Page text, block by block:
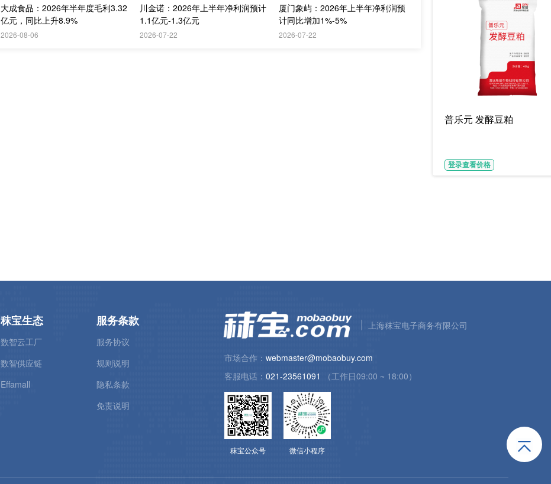
大成食品：2026年半年度毛利3.32
亿元，同比上升8.9%
2026-08-06
川金诺：2026年上半年净利润预计
1.1亿元-1.3亿元
2026-07-22
厦门象屿：2026年上半年净利润预
计同比增加1%-5%
2026-07-22
普乐元 发酵豆粕
登录查看价格
秣宝生态
数智云工厂
数智供应链
Effamall
服务条款
服务协议
规则说明
隐私条款
免责说明
上海秣宝电子商务有限公司
市场合作： webmaster@mobaobuy.com
客服电话： 021-23561091 （工作日09:00 ~ 18:00）
秣宝公众号 微信小程序